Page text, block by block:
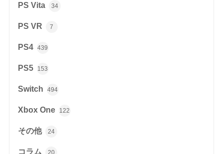
PS Vita 34
PS VR 7
PS4 439
PS5 153
Switch 494
Xbox One 122
その他 24
コラム 20